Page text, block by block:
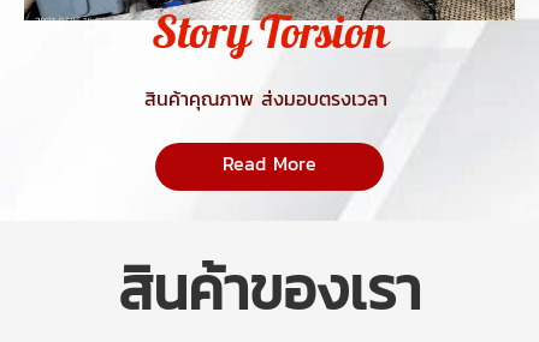
Story Torsion
สินค้าคุณภาพ ส่งมอบตรงเวลา
Read More
สินค้าของเรา